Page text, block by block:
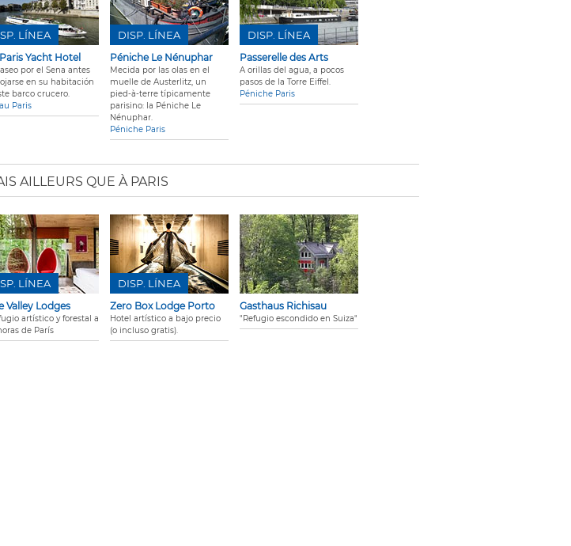
Yacht Hotel
por el Sena antes
en su habitación
barco crucero.
Paris
LÍNEA
Péniche Le Nénuphar
Mecida por las olas en el
muelle de Austerlitz, un
pied-à-terre típicamente
parisino: la Péniche Le
Nénuphar.
Péniche Paris
DISP. LÍNEA
Passerelle des Arts
A orillas del agua, a pocos
pasos de la Torre Eiffel.
Péniche Paris
DISP. LÍNEA
AILLEURS QUE À PARIS
Valley Lodges
artístico y forestal a
de París
LÍNEA
Zero Box Lodge Porto
Hotel artístico a bajo precio
(o incluso gratis).
DISP. LÍNEA
Gasthaus Richisau
"Refugio escondido en Suiza"